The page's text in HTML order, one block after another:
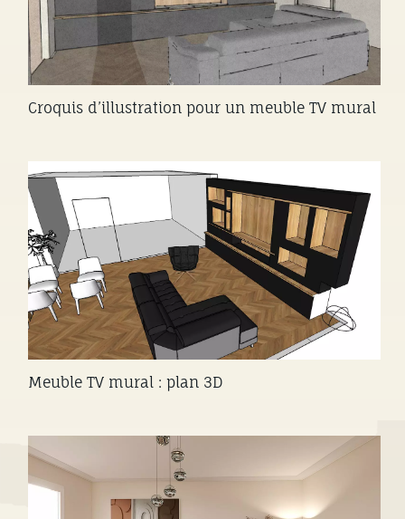
Croquis d’illustration pour un meuble TV mural
Meuble TV mural : plan 3D